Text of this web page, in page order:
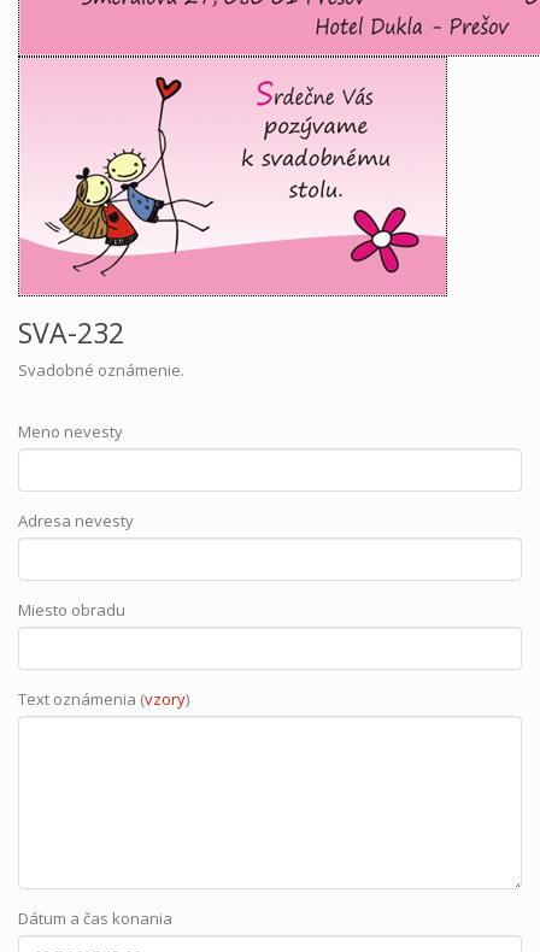
SVA-232
Svadobné oznámenie.
Meno nevesty
Adresa nevesty
Miesto obradu
Text oznámenia (vzory)
Dátum a čas konania